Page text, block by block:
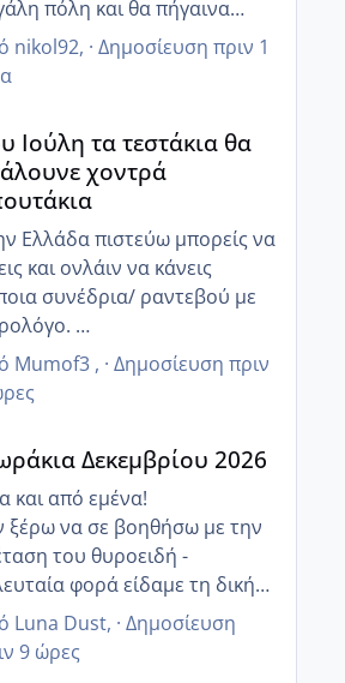
πόλη και θα πήγαινα
αυθημερόν!! Για δες το
nikol92, · Δημοσίευση πριν 1
Ιούλη τα τεστάκια θα
χοντρά
Ελλάδα πιστεύω μπορείς να
και ονλάιν να κάνεις
συνέδρια/ ραντεβού με
η τεχνολογία βοηθάει
που μένω Γερμανία και
μου πρότειναν
Mumof3 , · Δημοσίευση πριν
2026
Δεκεμβρίου 2026
και από εμένα!
ξέρω να σε βοηθήσω με την
του θυροειδή -
φορά είδαμε τη δική
τον Μάιο και ήταν εντάξει,
την εχει βάλει ο
μου στις μηνιαίες
Luna Dust, · Δημοσίευση
9 ώρες